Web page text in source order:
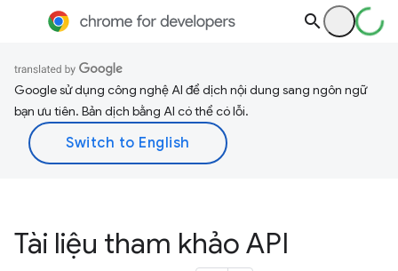
Google sử dụng công nghệ AI để dịch nội dung sang ngôn ngữ
bạn ưu tiên. Bản dịch bằng AI có thể có lỗi.
Tài liệu tham khảo API